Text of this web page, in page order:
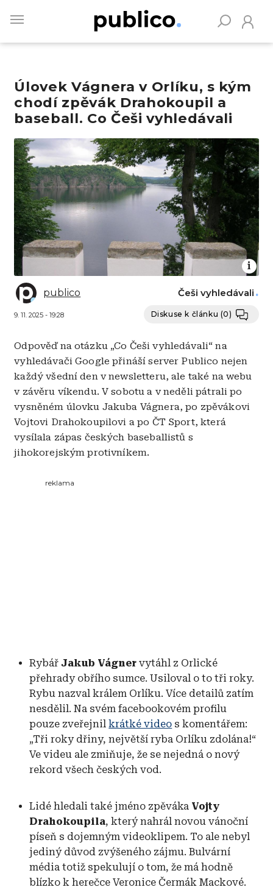
main
Úlovek Vágnera v Orlíku, s kým
chodí zpěvák Drahokoupil a
baseball. Co Češi vyhledávali
Obrázek
publico
9. 11. 2025 - 19:28
Češi vyhledávali
Diskuse k článku (0)
Odpověď na otázku „Co Češi vyhledávali“ na
vyhledávači Google přináší server Publico nejen
každý všední den v newsletteru, ale také na webu
v závěru víkendu. V sobotu a v neděli pátrali po
vysněném úlovku Jakuba Vágnera, po zpěvákovi
Vojtovi Drahokoupilovi a po ČT Sport, která
vysílala zápas českých baseballistů s
jihokorejským protivníkem.
reklama
Rybář Jakub Vágner vytáhl z Orlické
přehrady obřího sumce. Usiloval o to tři roky.
Rybu nazval králem Orlíku. Více detailů zatím
nesdělil. Na svém facebookovém profilu
pouze zveřejnilkrátké video s komentářem:
„Tři roky dřiny, největší ryba Orlíku zdolána!“
Ve videu ale zmiňuje, že se nejedná o nový
rekord všech českých vod.
Lidé hledali také jméno zpěváka Vojty
Drahokoupila, který nahrál novou vánoční
píseň s dojemným videoklipem. To ale nebyl
jediný důvod zvýšeného zájmu. Bulvární
média totiž spekulují o tom, že má hodně
blízko k herečce Veronice Čermák Mackové.
Vyhledávejte na Publiku